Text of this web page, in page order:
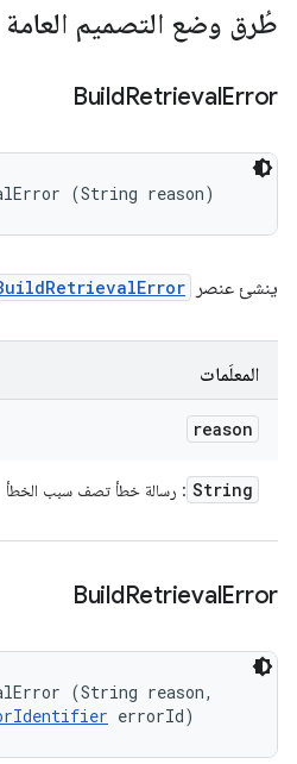
طُرق وضع التصميم العامة
BuildRetrievalError
(String reason)
ينشئ عنصر
المعلَمات
reason
String : رسالة خطأ تصف سبب الخطأ
BuildRetrievalError
(String reason,
errorId)